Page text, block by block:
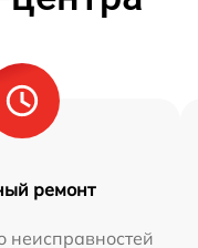
ремонт
неисправностей